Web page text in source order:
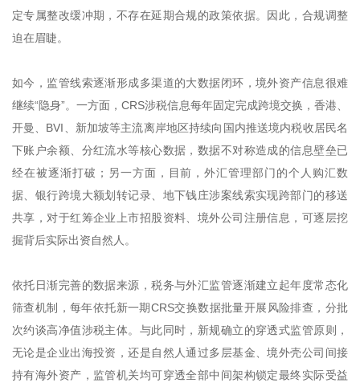
定专属整改缓冲期，不存在延期合规的政策依据。因此，合规调整
迫在眉睫。
如今，监管线索逐渐形成多渠道的大数据闭环，境外资产信息很难
继续“隐身”。一方面，CRS涉税信息每年固定完成跨境交换，香港、
开曼、BVI、新加坡等主流离岸地区持续向国内推送境内税收居民名
下账户余额、分红流水等核心数据，数据不对称造成的信息壁垒已
经在被逐渐打破；另一方面，目前，外汇管理部门的个人购汇数
据、银行跨境大额划转记录、地下钱庄涉案线索实现跨部门的移送
共享，对于红筹企业上市招股资料、境外公司注册信息，可逐层挖
掘背后实际出资自然人。
依托日渐完善的数据来源，税务与外汇监管逐渐建立起年度常态化
筛查机制，每年依托新一期CRS交换数据批量开展风险排查，分批
次约谈高净值涉税主体。与此同时，新规确立的穿透式监管原则，
无论是企业出海投资，还是自然人通过多层基金、境外壳公司间接
持有海外资产，监管机关均可穿透全部中间架构锁定最终实际受益